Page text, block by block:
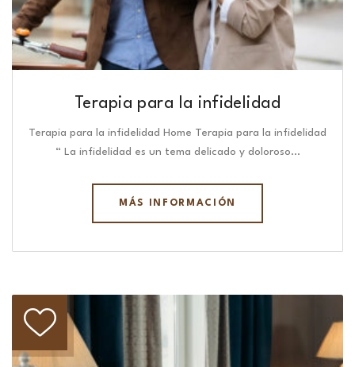
Terapia para la infidelidad
Terapia para la infidelidad Home Terapia para la infidelidad
“ La infidelidad es un tema delicado y doloroso…
MÁS INFORMACIÓN